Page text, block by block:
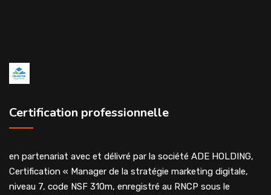
Certification professionnelle
en partenariat avec et délivré par la société ADE HOLDING,
Certification « Manager de la stratégie marketing digitale,
niveau 7, code NSF 310m, enregistré au RNCP sous le